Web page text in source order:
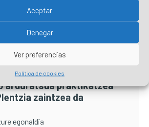
Aceptar
Denegar
Ver preferencias
Política de cookies
arduratsua praktikatzea
zaintzea da
egonaldia